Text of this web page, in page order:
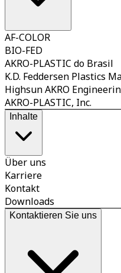
AF-COLOR
BIO-FED
AKRO-PLASTIC do Brasil
K.D. Feddersen Plastics
Highsun AKRO
AKRO-PLASTIC, Inc.
Inhalte
Über uns
Karriere
Kontakt
Downloads
Kontaktieren Sie uns